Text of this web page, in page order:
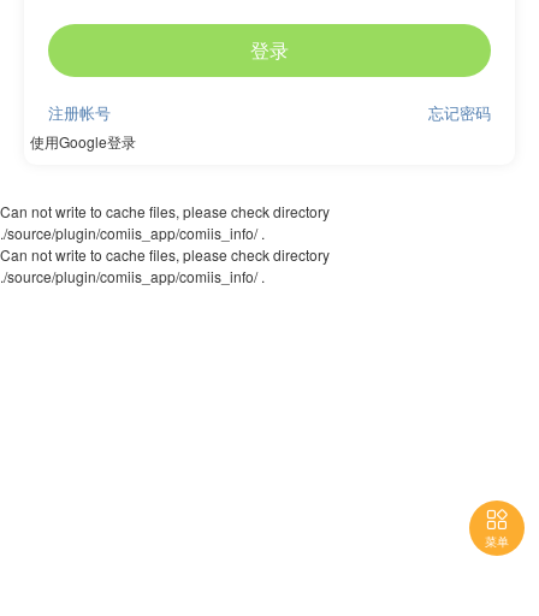
登录
忘记密码
注册帐号
使用Google登录
Can not write to cache files, please check directory
./source/plugin/comiis_app/comiis_info/ .

菜单
Can not write to cache files, please check directory
./source/plugin/comiis_app/comiis_info/ .